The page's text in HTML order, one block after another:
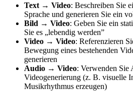
Text → Video: Beschreiben Sie
Sprache und generieren Sie ein
Bild → Video: Geben Sie ein
Sie es „lebendig werden”
Video → Video: Referenzieren
Bewegung eines bestehenden
generieren
Audio → Video: Verwenden Sie
Videogenerierung (z. B. visuelle
Musikrhythmus erzeugen)